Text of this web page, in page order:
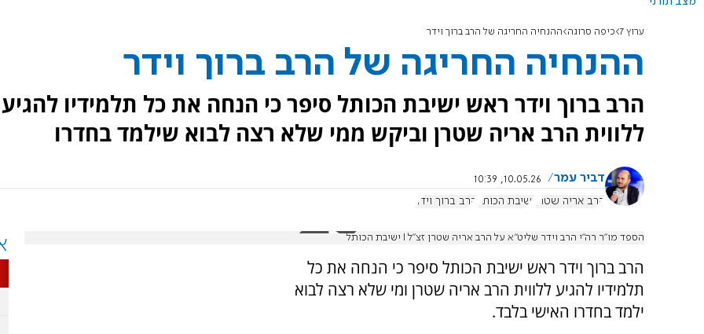
ערוץ 7 כיפה סרוגה ההנחיה החריגה של הרב ברוך וידר
ההנחיה החריגה של הרב ברוך וידר
הרב ברוך וידר ראש ישיבת הכותל סיפר כי הנחה את כל תלמידיו להגיע
ללווית הרב אריה שטרן וביקש ממי שלא רצה לבוא שילמד בחדרו
דביר עמר
10.05.26, 10:39
הרב אריה שטרן
ישיבת הכותל הרב ברוך וידר
הספד מו"ר רה"י הרב וידר שליט"א על הרב אריה שטרן זצ"ל I ישיבת הכותל
הרב ברוך וידר ראש ישיבת הכותל סיפר כי הנחה את כל
תלמידיו להגיע ללווית הרב אריה שטרן ומי שלא רצה לבוא
ילמד בחדרו האישי בלבד.